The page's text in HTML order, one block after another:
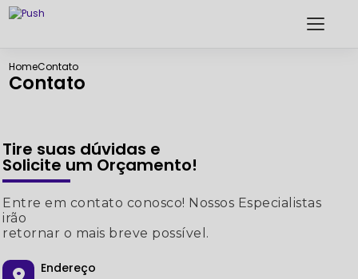
HomeContato
Contato
Tire suas dúvidas e
Solicite um Orçamento!
Entre em contato conosco! Nossos Especialistas
irão
retornar o mais breve possível.
Endereço